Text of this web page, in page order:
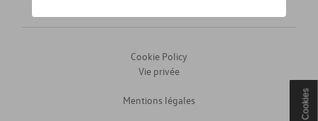
Mentions légales
Cookie Policy
Vie privée
Cookies